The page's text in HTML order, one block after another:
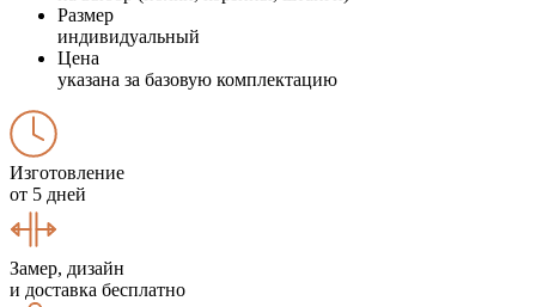
Размер
индивидуальный
Цена
указана за базовую комплектацию
Изготовление
от 5 дней
Замер, дизайн
и доставка бесплатно